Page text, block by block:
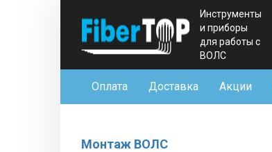
Инструменты
и приборы
для работы с
ВОЛС
Оплата Доставка Акции
Монтаж ВОЛС